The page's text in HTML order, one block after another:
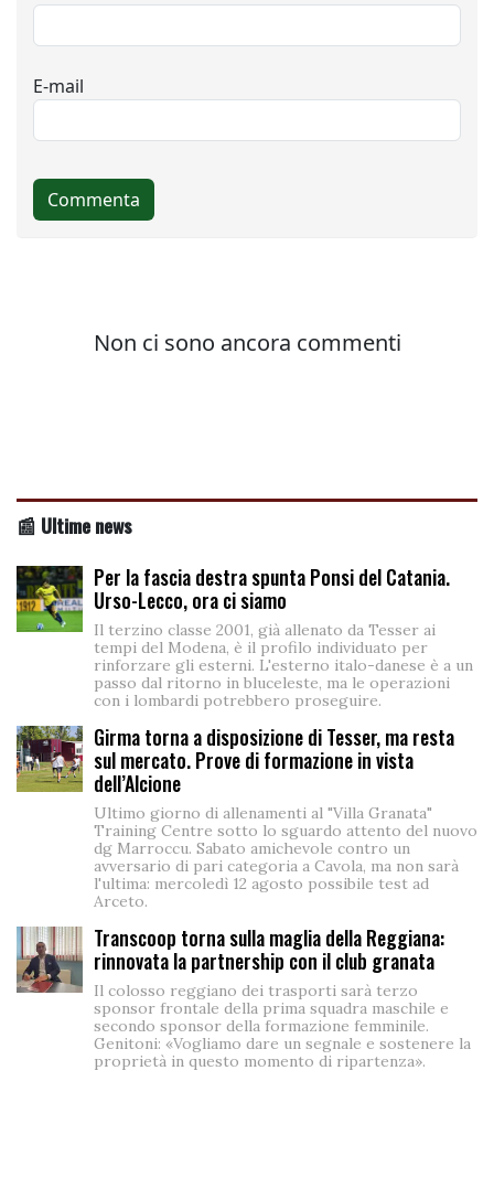
📰 Ultime news
Per la fascia destra spunta Ponsi del Catania.
Urso-Lecco, ora ci siamo
Il terzino classe 2001, già allenato da Tesser ai
tempi del Modena, è il profilo individuato per
rinforzare gli esterni. L'esterno italo-danese è a un
passo dal ritorno in bluceleste, ma le operazioni
con i lombardi potrebbero proseguire.
Girma torna a disposizione di Tesser, ma resta
sul mercato. Prove di formazione in vista
dell’Alcione
Ultimo giorno di allenamenti al "Villa Granata"
Training Centre sotto lo sguardo attento del nuovo
dg Marroccu. Sabato amichevole contro un
avversario di pari categoria a Cavola, ma non sarà
l'ultima: mercoledì 12 agosto possibile test ad
Arceto.
Transcoop torna sulla maglia della Reggiana:
rinnovata la partnership con il club granata
Il colosso reggiano dei trasporti sarà terzo
sponsor frontale della prima squadra maschile e
secondo sponsor della formazione femminile.
Genitoni: «Vogliamo dare un segnale e sostenere la
proprietà in questo momento di ripartenza».